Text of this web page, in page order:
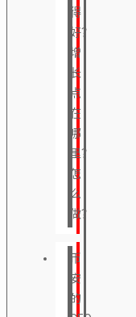
得
好？
增
长
点
在
哪
里？
怎
么
做？
币
安
的